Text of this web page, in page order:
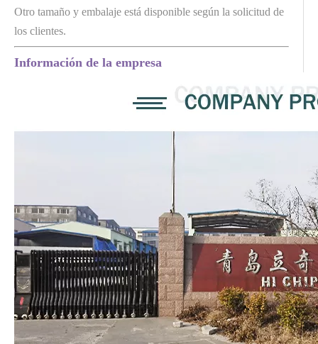
Otro tamaño y embalaje está disponible según la solicitud de
los clientes.
Información de la empresa